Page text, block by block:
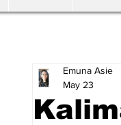
Emuna Asie
May 23